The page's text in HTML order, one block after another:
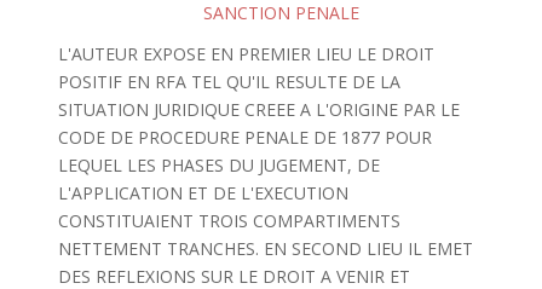
SANCTION PENALE
L'AUTEUR EXPOSE EN PREMIER LIEU LE DROIT
POSITIF EN RFA TEL QU'IL RESULTE DE LA
SITUATION JURIDIQUE CREEE A L'ORIGINE PAR LE
CODE DE PROCEDURE PENALE DE 1877 POUR
LEQUEL LES PHASES DU JUGEMENT, DE
L'APPLICATION ET DE L'EXECUTION
CONSTITUAIENT TROIS COMPARTIMENTS
NETTEMENT TRANCHES. EN SECOND LIEU IL EMET
DES REFLEXIONS SUR LE DROIT A VENIR ET